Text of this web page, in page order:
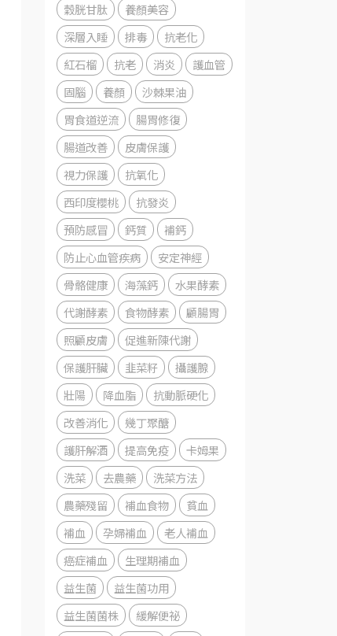
穀胱甘肽
養顏美容
深層入睡
排毒
抗老化
紅石榴
抗老 消炎
護血管
固腦
養顏
沙棘果油
胃食道逆流
腸胃修復
腸道改善
皮膚保護
視力保護
抗氧化
西印度櫻桃
抗發炎
預防感冒
鈣質
補鈣
防止心血管疾病
安定神經
骨骼健康
海藻鈣
水果酵素
代謝酵素
食物酵素
顧腸胃
照顧皮膚
促進新陳代謝
保護肝臟
韭菜籽
攝護腺
壯陽
降血脂
抗動脈硬化
改善消化
幾丁聚醣
護肝解酒
提高免疫
卡姆果
洗菜
去農藥
洗菜方法
農藥殘留
補血食物
貧血
補血
孕婦補血
老人補血
癌症補血
生理期補血
益生菌
益生菌功用
益生菌菌株
緩解便祕